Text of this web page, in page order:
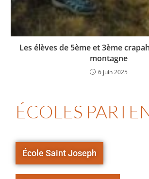
Les élèves de 5ème et 3ème
montagne
6 juin 2025
ÉCOLES
École Saint Joseph